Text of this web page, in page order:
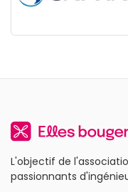
L'objectif de
passionnants